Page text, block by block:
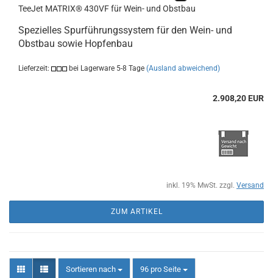
TeeJet MATRIX® 430VF für Wein- und Obstbau
Spezielles Spurführungssystem für den Wein- und
Obstbau sowie Hopfenbau
Lieferzeit: bei Lagerware 5-8 Tage (Ausland abweichend)
2.908,20 EUR
inkl. 19% MwSt. zzgl. Versand
ZUM ARTIKEL
Sortieren nach
Sortieren nach 96 pro Seite
pro Seite